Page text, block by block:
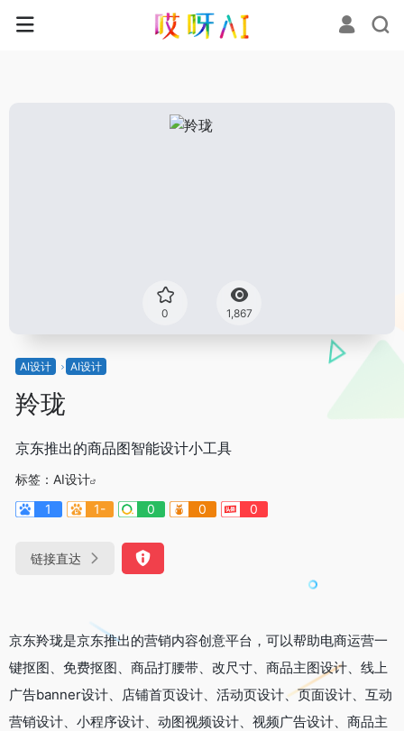
0 1,867
AI设计 AI设计
羚珑
京东推出的商品图智能设计小工具
标签： AI设计
1
1- 0 0 0
链接直达
京东羚珑是京东推出的营销内容创意平台，可以帮助电商运营一
键抠图、免费抠图、商品打腰带、改尺寸、商品主图设计、线上
广告banner设计、店铺首页设计、活动页设计、页面设计、互动
营销设计、小程序设计、动图视频设计、视频广告设计、商品主